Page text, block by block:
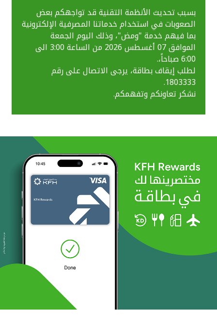
بسبب تحديث الأنظمة التقنية قد تواجهكم بعض
الصعوبات في استخدام خدماتنا المصرفية الإلكترونية
بما فيهم خدمة "ومض"، وذلك اليوم الجمعة
الموافق 07 أغسطس 2026 من الساعة 3:00 الى
6:00 صباحاً،.
لطلب إيقاف بطاقة، يرجى الاتصال على رقم
1803333.
نشكر تعاونكم وتفهمكم.